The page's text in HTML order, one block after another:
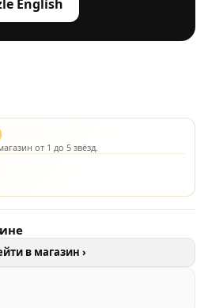
English
от 1 до 5 звёзд.
в магазин ›